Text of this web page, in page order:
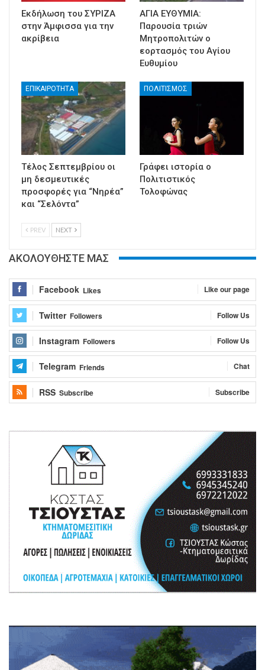
Εκδήλωση του ΣΥΡΙΖΑ
στην Άμφισσα για την
ακρίβεια
ΑΓΙΑ ΕΥΘΥΜΙΑ:
Παρουσία τριών
Μητροπολιτών ο
εορτασμός του Αγίου
Ευθυμίου
ΕΠΙΚΑΙΡΟΤΗΤΑ
Τέλος Σεπτεμβρίου οι
μη δεσμευτικές
προσφορές για “Νηρέα”
και “Σελόντα”
ΠΟΛΙΤΙΣΜΟΣ
Γράφει ιστορία ο
Πολιτιστικός
Τολοφώνας
PREV NEXT
ΑΚΟΛΟΥΘΗΣΤΕ ΜΑΣ
Facebook Likes Like our page
Twitter Followers Follow Us
Instagram Followers Follow Us
Telegram Friends Chat
RSS Subscribe Subscribe